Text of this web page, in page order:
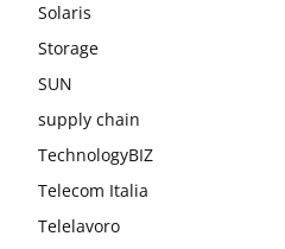
Solaris
Storage
SUN
supply chain
TechnologyBIZ
Telecom Italia
Telelavoro